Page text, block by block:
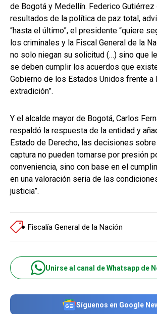
de Bogotá y Medellín. Federico
resultados de la política de paz total,
“hasta el último”, el presidente “quiere
los criminales y la Fiscal General de la
no solo niegan su solicitud (…) sino que
se deben cumplir los acuerdos que
Gobierno de los Estados Unidos frente a
extradición”.
Y el alcalde mayor de Bogotá, Carlos
respaldó la respuesta de la entidad y
Estado de Derecho, las decisiones
captura no pueden tomarse por presión
conveniencia, sino con base en el
en una valoración seria de las
justicia”.
Fiscalía General de la Nación
Unirse al canal de Whatsapp de
Síguenos en Google